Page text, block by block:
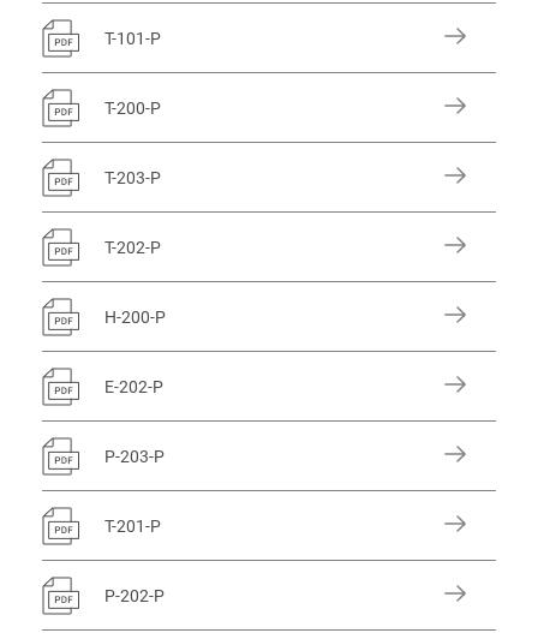
T-101-P
T-200-P
T-203-P
T-202-P
H-200-P
E-202-P
P-203-P
T-201-P
P-202-P